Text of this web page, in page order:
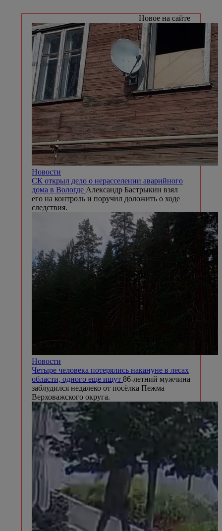
Новое на сайте
Новости
СК открыл дело о нерасселении аварийного
дома в Вологде Александр Бастрыкин взял
его на контроль и поручил доложить о ходе
следствия.
Новости
Четыре человека потерялись накануне в лесах
области, одного еще ищут 86-летний мужчина
заблудился недалеко от посёлка Пежма
Верховажского округа.